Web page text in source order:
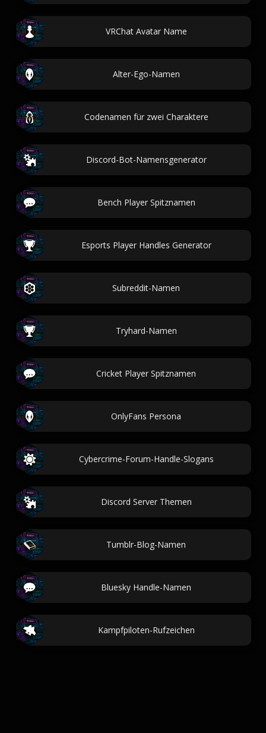
VRChat Avatar Name
Alter-Ego-Namen
Codenamen für zwei Charaktere
Discord-Bot-Namensgenerator
Bench Player Spitznamen
Esports Player Handles Generator
Subreddit-Namen
Tryhard-Namen
Cricket Player Spitznamen
OnlyFans Persona
Cybercrime-Forum-Handle-Slogans
Discord Server Themen
Tumblr-Blog-Namen
Bluesky Handle-Namen
Kampfpiloten-Rufzeichen